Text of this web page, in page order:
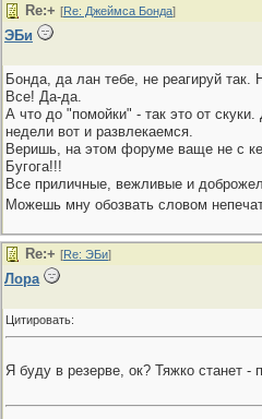
Re:+ [Re: Джеймса Бонда]
ЭБи
Бонда, да лан тебе, не реагируй
Все! Да-да.
А что до "помойки" - так это от
недели вот и развлекаемся.
Веришь, на этом форуме ваще не с
Бугога!!!
Все приличные, вежливые и
Можешь мну обозвать словом
Re:+ [Re: ЭБи]
Лора
Цитировать:
Я буду в резерве, ок? Тяжко станет -